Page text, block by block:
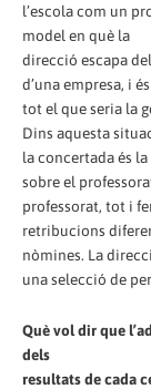
l’escola com un
model en què la
direcció escapa
d’una empresa, i
tot el que seria la
Dins aquesta
la concertada és
sobre el
professorat, tot i
retribucions
nòmines. La
una selecció de
Què vol dir que
dels
resultats de cada